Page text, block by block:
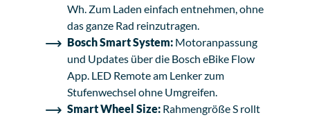
Wh. Zum Laden einfach entnehmen, ohne
das ganze Rad reinzutragen.
Bosch Smart System: Motoranpassung
und Updates über die Bosch eBike Flow
App. LED Remote am Lenker zum
Stufenwechsel ohne Umgreifen.
Smart Wheel Size: Rahmengröße S rollt